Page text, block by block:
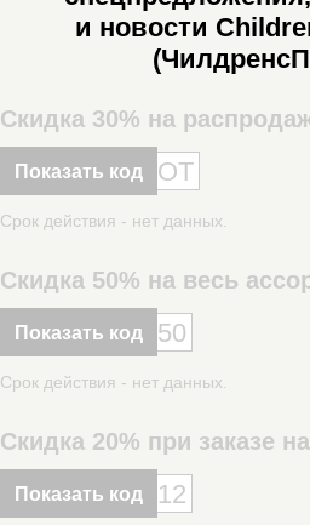
и новости
Скидка 30% на
Показать код OT
Срок действия - нет данных.
Скидка 50% на весь
Показать код 50
Срок действия - нет данных.
Скидка 20% при заказе
Показать код 12